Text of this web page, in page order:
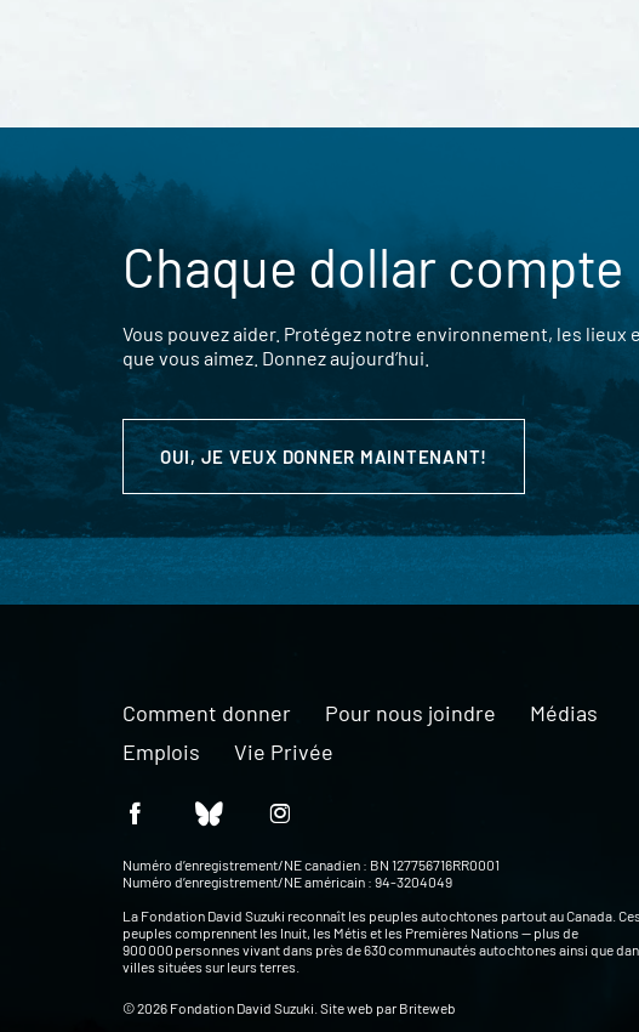
Chaque dollar compte
Vous pouvez aider. Protégez notre environnement, les lieux
que vous aimez. Donnez aujourd’hui.
OUI, JE VEUX DONNER MAINTENANT!
Comment donner Pour nous joindre
Médias
Emplois
Vie Privée
Numéro d’enregistrement/NE canadien : BN 127756716RR0001
Numéro d’enregistrement/NE américain : 94-3204049
La Fondation David Suzuki reconnaît les peuples autochtones partout au Canada.
peuples comprennent les Inuit, les Métis et les Premières Nations — plus de
900 000 personnes vivant dans près de 630 communautés autochtones ainsi que
villes situées sur leurs terres.
© 2026 Fondation David Suzuki. Site web par Briteweb